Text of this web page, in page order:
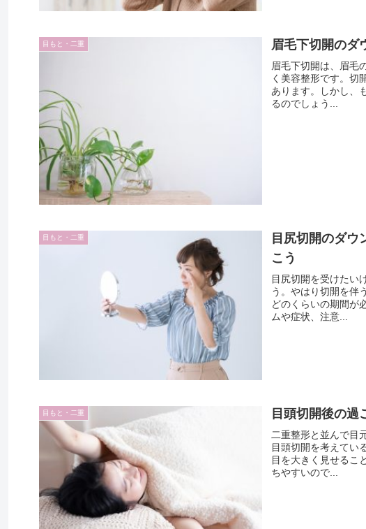
目もと・二重 眉毛下切開のダ
眉毛下切開は、眉毛
く美容整形です。切
あります。しかし、
るのでしょう...
目もと・二重
目尻切開のダウ
こう
目尻切開を受けたい
う。やはり切開を伴
どのくらいの期間が
ムや症状、注意...
目もと・二重 目頭切開後の過
二重整形と並んで目
目頭切開を考えてい
目を大きく見せるこ
ちやすいので...